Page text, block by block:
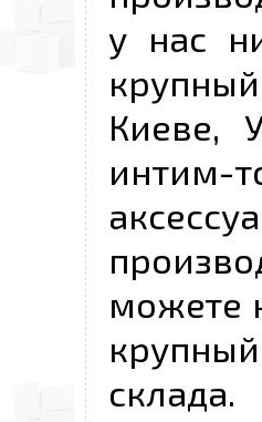
у нас
Киеве,
можете